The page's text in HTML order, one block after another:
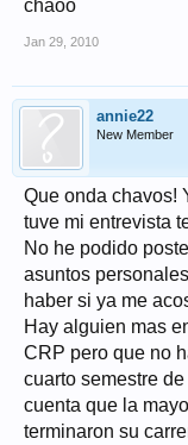
chaoo
Jan 29, 2010
annie22
New Member
Que onda chavos!
tuve mi entrevista
No he podido
asuntos
haber si ya me
Hay alguien mas
CRP pero que no
cuarto semestre
cuenta que la
terminaron su